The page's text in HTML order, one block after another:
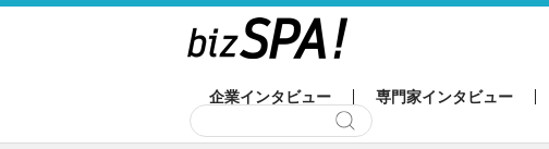
企業インタビュー 専門家インタビュー